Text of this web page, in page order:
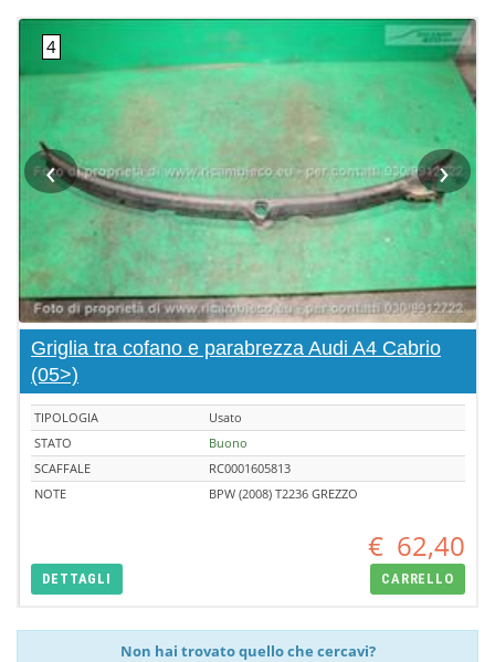
‹ ›
Griglia tra cofano e parabrezza Audi A4 Cabrio
(05>)
TIPOLOGIA
Usato
STATO
Buono
SCAFFALE
RC0001605813
NOTE
BPW (2008) T2236 GREZZO
€ 62,40
DETTAGLI CARRELLO
Non hai trovato quello che cercavi?